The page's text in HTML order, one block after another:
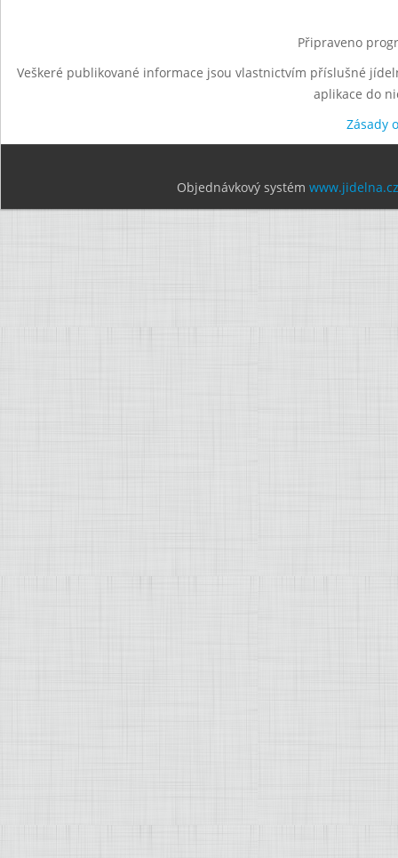
Připraveno
Veškeré publikované informace jsou vlastnictvím příslušné
aplikace do
Zásady
Objednávkový systém www.jidelna.cz